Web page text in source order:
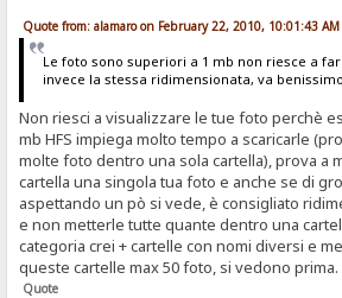
Quote from: alamaro on February 22, 2010, 10:01:43 AM
Le foto sono superiori a 1 mb non riesce a
invece la stessa ridimensionata, va
Non riesci a visualizzare le tue foto perchè
mb HFS impiega molto tempo a scaricarle
molte foto dentro una sola cartella), prova a
cartella una singola tua foto e anche se di
aspettando un pò si vede, è consigliato
e non metterle tutte quante dentro una
categoria crei + cartelle con nomi diversi e
queste cartelle max 50 foto, si vedono prima.
Quote